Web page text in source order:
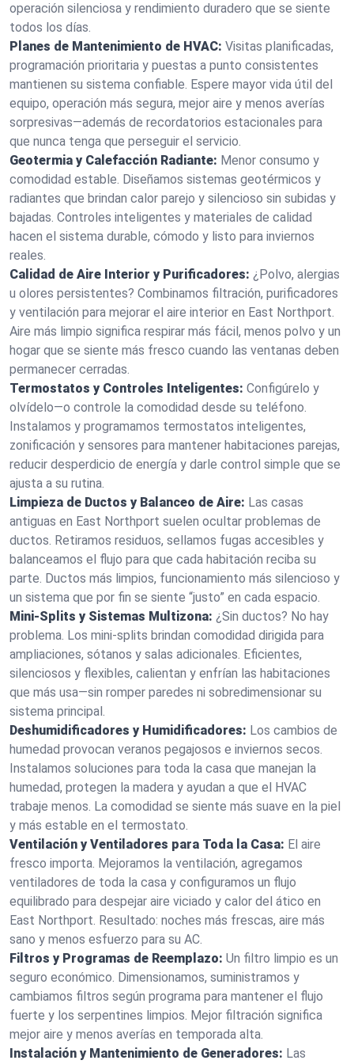
operación silenciosa y rendimiento duradero que se siente
todos los días.
Planes de Mantenimiento de HVAC: Visitas planificadas,
programación prioritaria y puestas a punto consistentes
mantienen su sistema confiable. Espere mayor vida útil del
equipo, operación más segura, mejor aire y menos averías
sorpresivas—además de recordatorios estacionales para
que nunca tenga que perseguir el servicio.
Geotermia y Calefacción Radiante: Menor consumo y
comodidad estable. Diseñamos sistemas geotérmicos y
radiantes que brindan calor parejo y silencioso sin subidas y
bajadas. Controles inteligentes y materiales de calidad
hacen el sistema durable, cómodo y listo para inviernos
reales.
Calidad de Aire Interior y Purificadores: ¿Polvo, alergias
u olores persistentes? Combinamos filtración, purificadores
y ventilación para mejorar el aire interior en East Northport.
Aire más limpio significa respirar más fácil, menos polvo y un
hogar que se siente más fresco cuando las ventanas deben
permanecer cerradas.
Termostatos y Controles Inteligentes: Configúrelo y
olvídelo—o controle la comodidad desde su teléfono.
Instalamos y programamos termostatos inteligentes,
zonificación y sensores para mantener habitaciones parejas,
reducir desperdicio de energía y darle control simple que se
ajusta a su rutina.
Limpieza de Ductos y Balanceo de Aire: Las casas
antiguas en East Northport suelen ocultar problemas de
ductos. Retiramos residuos, sellamos fugas accesibles y
balanceamos el flujo para que cada habitación reciba su
parte. Ductos más limpios, funcionamiento más silencioso y
un sistema que por fin se siente “justo” en cada espacio.
Mini‑Splits y Sistemas Multizona: ¿Sin ductos? No hay
problema. Los mini‑splits brindan comodidad dirigida para
ampliaciones, sótanos y salas adicionales. Eficientes,
silenciosos y flexibles, calientan y enfrían las habitaciones
que más usa—sin romper paredes ni sobredimensionar su
sistema principal.
Deshumidificadores y Humidificadores: Los cambios de
humedad provocan veranos pegajosos e inviernos secos.
Instalamos soluciones para toda la casa que manejan la
humedad, protegen la madera y ayudan a que el HVAC
trabaje menos. La comodidad se siente más suave en la piel
y más estable en el termostato.
Ventilación y Ventiladores para Toda la Casa: El aire
fresco importa. Mejoramos la ventilación, agregamos
ventiladores de toda la casa y configuramos un flujo
equilibrado para despejar aire viciado y calor del ático en
East Northport. Resultado: noches más frescas, aire más
sano y menos esfuerzo para su AC.
Filtros y Programas de Reemplazo: Un filtro limpio es un
seguro económico. Dimensionamos, suministramos y
cambiamos filtros según programa para mantener el flujo
fuerte y los serpentines limpios. Mejor filtración significa
mejor aire y menos averías en temporada alta.
Instalación y Mantenimiento de Generadores: Las